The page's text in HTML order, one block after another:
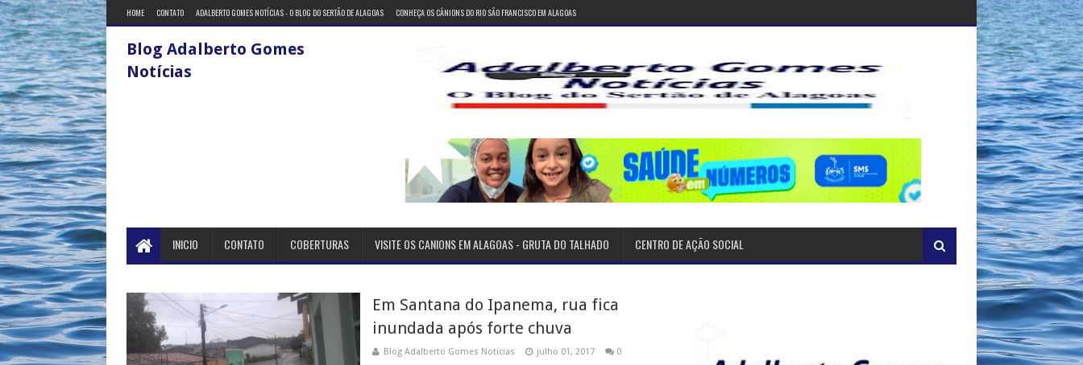
HOME CONTATO ADALBERTO GOMES NOTÍCIAS - O BLOG DO SERTÃO DE ALAGOAS CONHEÇA OS CÂNIONS DO RIO SÃO FRANCISCO EM ALAGOAS
Blog Adalberto Gomes
Notícias
INICIO CONTATO COBERTURAS VISITE OS CANIONS EM ALAGOAS - GRUTA DO TALHADO CENTRO DE AÇÃO SOCIAL
Em Santana do Ipanema, rua fica
inundada após forte chuva
Blog Adalberto Gomes Noticias julho 01, 2017 0